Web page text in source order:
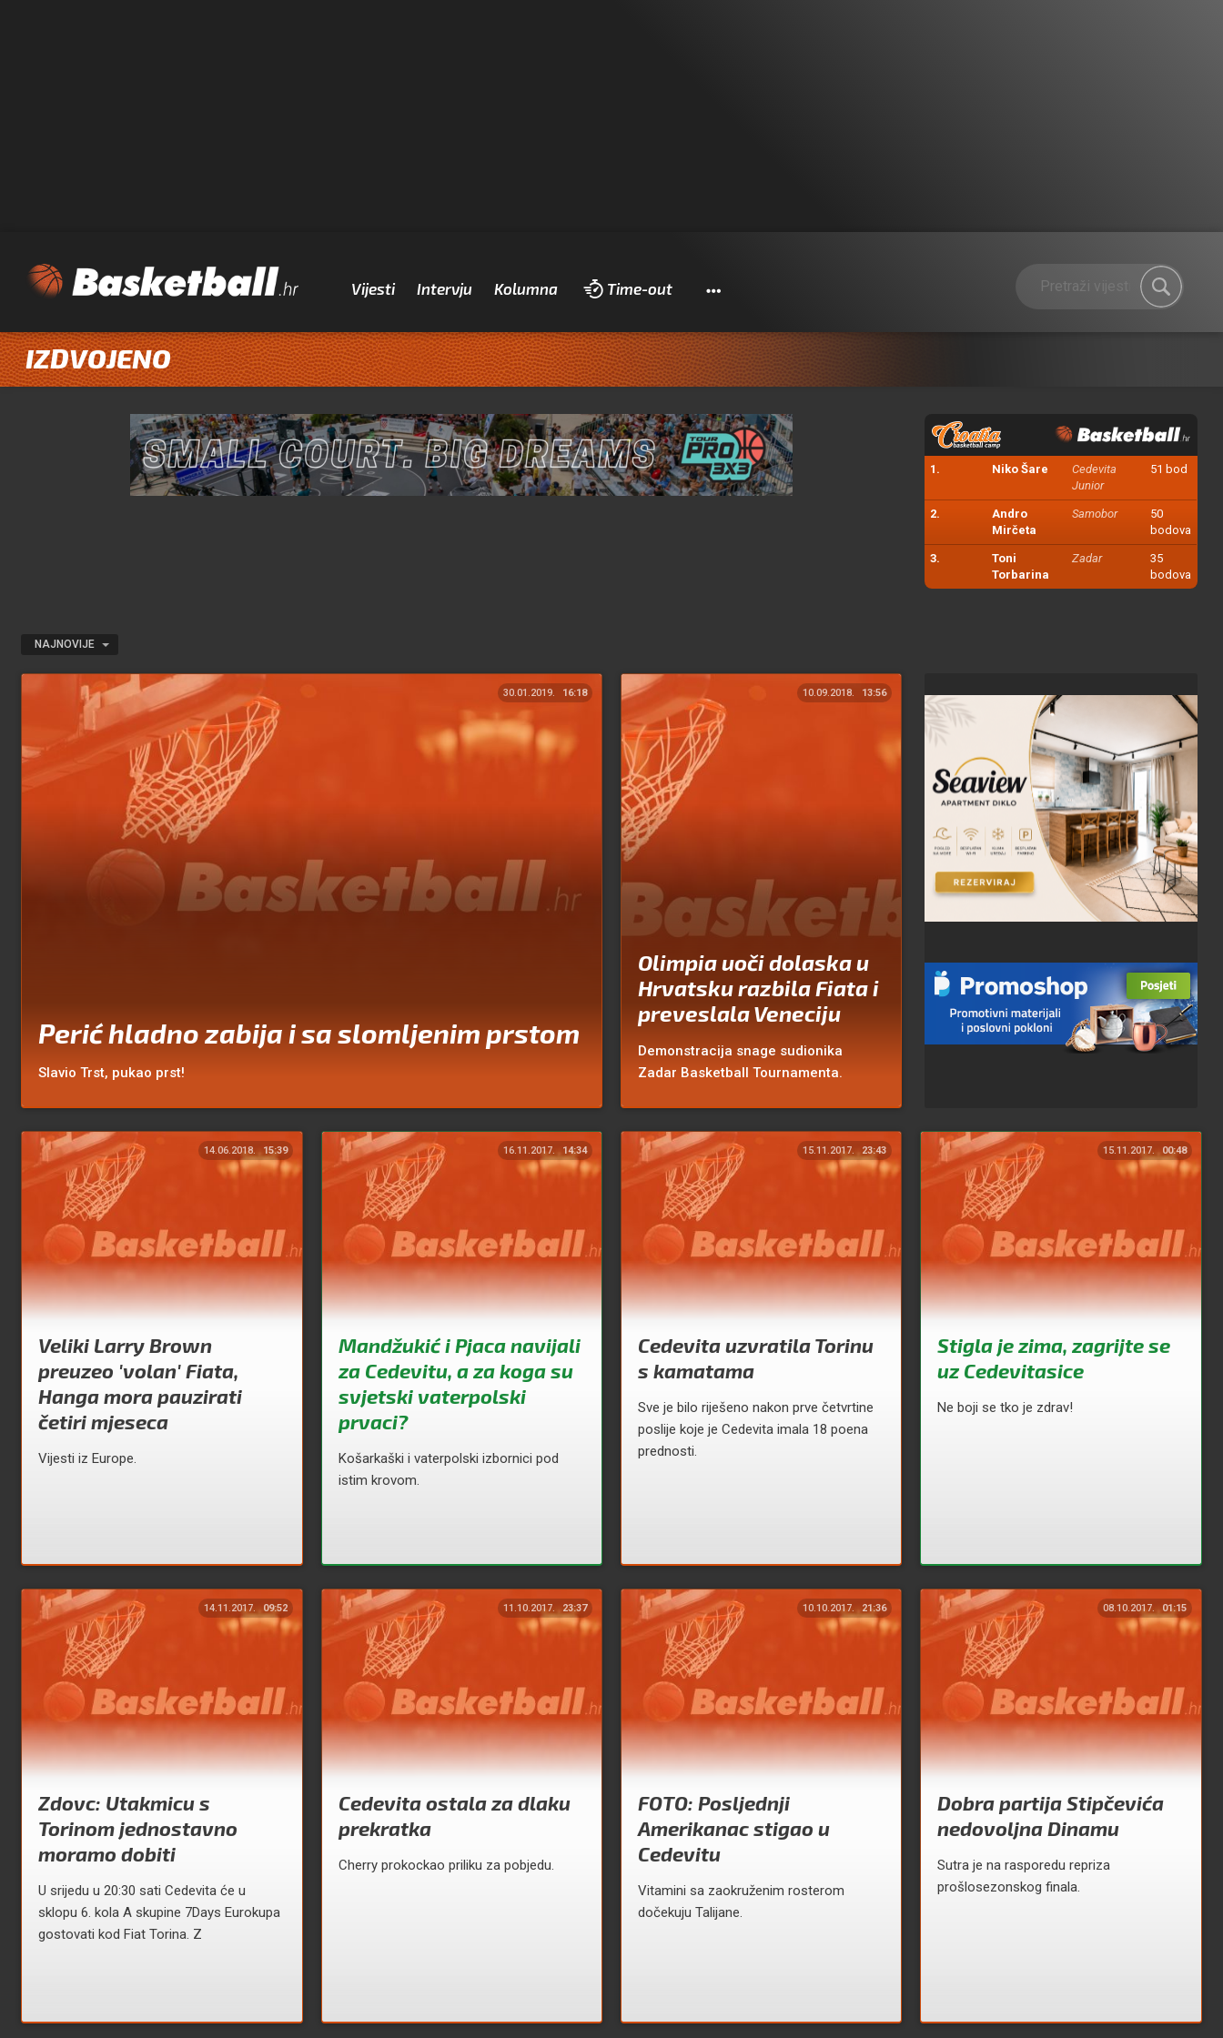
Vijesti Intervju Kolumna Time-out Pretraži
IZDVOJENO
1. Niko Šare
Cedevita
Junior
51 bod
2.
Andro
Mirčeta
Samobor
50
bodova
3.
Toni
Torbarina
Zadar
35
bodova
NAJNOVIJE
30.01.2019. 16:18
Perić hladno zabija i sa slomljenim prstom
Slavio Trst, pukao prst!
10.09.2018. 13:56
Olimpia uoči dolaska u
Hrvatsku razbila Fiata i
preveslala Veneciju
Demonstracija snage sudionika
Zadar Basketball Tournamenta.
14.06.2018. 15:39
Veliki Larry Brown
preuzeo 'volan' Fiata,
Hanga mora pauzirati
četiri mjeseca
Vijesti iz Europe.
16.11.2017. 14:34
Mandžukić i Pjaca navijali
za Cedevitu, a za koga su
svjetski vaterpolski
prvaci?
Košarkaški i vaterpolski izbornici pod
istim krovom.
15.11.2017. 23:43
Cedevita uzvratila Torinu
s kamatama
Sve je bilo riješeno nakon prve četvrtine
poslije koje je Cedevita imala 18 poena
prednosti.
15.11.2017. 00:48
Stigla je zima, zagrijte se
uz Cedevitasice
Ne boji se tko je zdrav!
14.11.2017. 09:52
Zdovc: Utakmicu s
Torinom jednostavno
moramo dobiti
U srijedu u 20:30 sati Cedevita će u
sklopu 6. kola A skupine 7Days Eurokupa
gostovati kod Fiat Torina. Z
11.10.2017. 23:37
Cedevita ostala za dlaku
prekratka
Cherry prokockao priliku za pobjedu.
10.10.2017. 21:36
FOTO: Posljednji
Amerikanac stigao u
Cedevitu
Vitamini sa zaokruženim rosterom
dočekuju Talijane.
08.10.2017. 01:15
Dobra partija Stipčevića
nedovoljna Dinamu
Sutra je na rasporedu repriza
prošlosezonskog finala.